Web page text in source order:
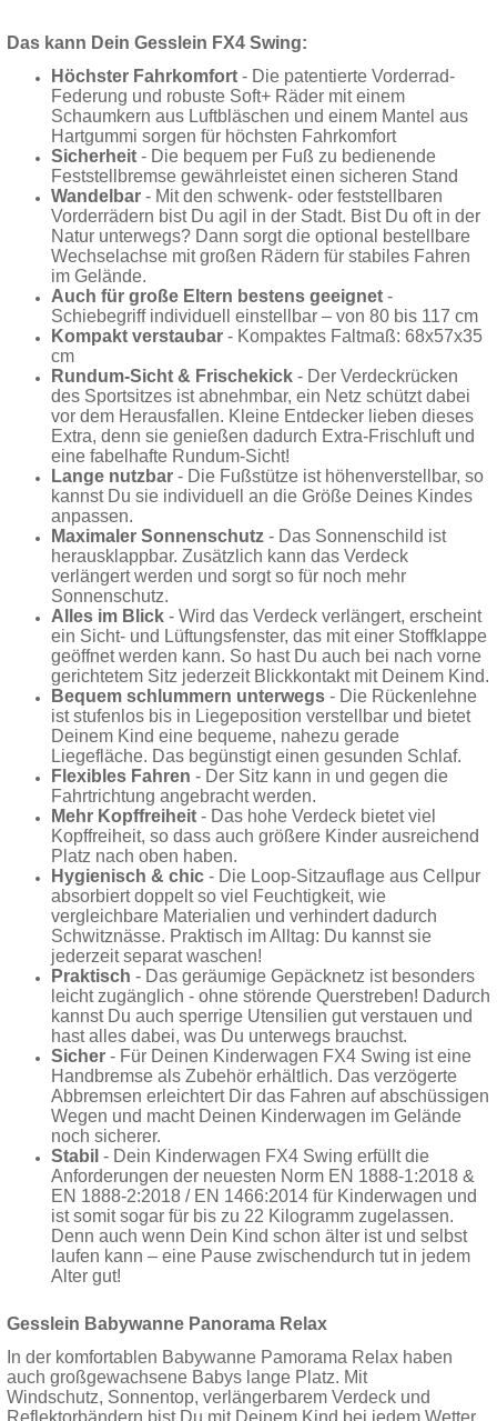
Das kann Dein Gesslein FX4 Swing:
Höchster Fahrkomfort - Die patentierte Vorderrad-
Federung und robuste Soft+ Räder mit einem
Schaumkern aus Luftbläschen und einem Mantel aus
Hartgummi sorgen für höchsten Fahrkomfort
Sicherheit - Die bequem per Fuß zu bedienende
Feststellbremse gewährleistet einen sicheren Stand
Wandelbar - Mit den schwenk- oder feststellbaren
Vorderrädern bist Du agil in der Stadt. Bist Du oft in der
Natur unterwegs? Dann sorgt die optional bestellbare
Wechselachse mit großen Rädern für stabiles Fahren
im Gelände.
Auch für große Eltern bestens geeignet -
Schiebegriff individuell einstellbar – von 80 bis 117 cm
Kompakt verstaubar - Kompaktes Faltmaß: 68x57x35
cm
Rundum-Sicht & Frischekick - Der Verdeckrücken
des Sportsitzes ist abnehmbar, ein Netz schützt dabei
vor dem Herausfallen. Kleine Entdecker lieben dieses
Extra, denn sie genießen dadurch Extra-Frischluft und
eine fabelhafte Rundum-Sicht!
Lange nutzbar - Die Fußstütze ist höhenverstellbar, so
kannst Du sie individuell an die Größe Deines Kindes
anpassen.
Maximaler Sonnenschutz - Das Sonnenschild ist
herausklappbar. Zusätzlich kann das Verdeck
verlängert werden und sorgt so für noch mehr
Sonnenschutz.
Alles im Blick - Wird das Verdeck verlängert, erscheint
ein Sicht- und Lüftungsfenster, das mit einer Stoffklappe
geöffnet werden kann. So hast Du auch bei nach vorne
gerichtetem Sitz jederzeit Blickkontakt mit Deinem Kind.
Bequem schlummern unterwegs - Die Rückenlehne
ist stufenlos bis in Liegeposition verstellbar und bietet
Deinem Kind eine bequeme, nahezu gerade
Liegefläche. Das begünstigt einen gesunden Schlaf.
Flexibles Fahren - Der Sitz kann in und gegen die
Fahrtrichtung angebracht werden.
Mehr Kopffreiheit - Das hohe Verdeck bietet viel
Kopffreiheit, so dass auch größere Kinder ausreichend
Platz nach oben haben.
Hygienisch & chic - Die Loop-Sitzauflage aus Cellpur
absorbiert doppelt so viel Feuchtigkeit, wie
vergleichbare Materialien und verhindert dadurch
Schwitznässe. Praktisch im Alltag: Du kannst sie
jederzeit separat waschen!
Praktisch - Das geräumige Gepäcknetz ist besonders
leicht zugänglich - ohne störende Querstreben! Dadurch
kannst Du auch sperrige Utensilien gut verstauen und
hast alles dabei, was Du unterwegs brauchst.
Sicher - Für Deinen Kinderwagen FX4 Swing ist eine
Handbremse als Zubehör erhältlich. Das verzögerte
Abbremsen erleichtert Dir das Fahren auf abschüssigen
Wegen und macht Deinen Kinderwagen im Gelände
noch sicherer.
Stabil - Dein Kinderwagen FX4 Swing erfüllt die
Anforderungen der neuesten Norm EN 1888-1:2018 &
EN 1888-2:2018 / EN 1466:2014 für Kinderwagen und
ist somit sogar für bis zu 22 Kilogramm zugelassen.
Denn auch wenn Dein Kind schon älter ist und selbst
laufen kann – eine Pause zwischendurch tut in jedem
Alter gut!
Gesslein Babywanne Panorama Relax
In der komfortablen Babywanne Pamorama Relax haben
auch großgewachsene Babys lange Platz. Mit
Windschutz, Sonnentop, verlängerbarem Verdeck und
Reflektorbändern bist Du mit Deinem Kind bei jedem Wetter